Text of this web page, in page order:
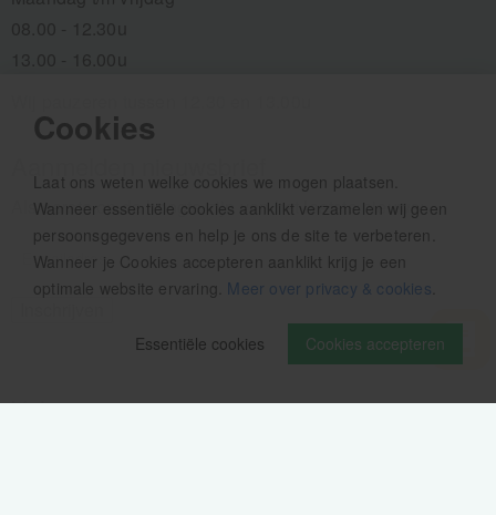
Cookies
Laat ons weten welke cookies we mogen plaatsen.
Wanneer essentiële cookies aanklikt verzamelen wij geen
persoonsgegevens en help je ons de site te verbeteren.
Wanneer je Cookies accepteren aanklikt krijg je een
optimale website ervaring. Meer over privacy & cookies
Cookies accepteren
Essentiële cookies
Als eerste op de hoogte zijn van het laatste nieuws:
Volg ons op